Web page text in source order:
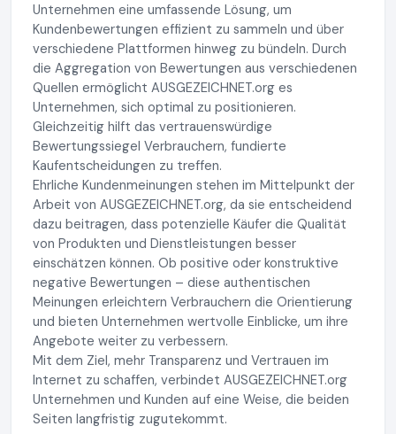
Unternehmen eine umfassende Lösung, um
Kundenbewertungen effizient zu sammeln und über
verschiedene Plattformen hinweg zu bündeln. Durch
die Aggregation von Bewertungen aus verschiedenen
Quellen ermöglicht AUSGEZEICHNET.org es
Unternehmen, sich optimal zu positionieren.
Gleichzeitig hilft das vertrauenswürdige
Bewertungssiegel Verbrauchern, fundierte
Kaufentscheidungen zu treffen.
Ehrliche Kundenmeinungen stehen im Mittelpunkt der
Arbeit von AUSGEZEICHNET.org, da sie entscheidend
dazu beitragen, dass potenzielle Käufer die Qualität
von Produkten und Dienstleistungen besser
einschätzen können. Ob positive oder konstruktive
negative Bewertungen – diese authentischen
Meinungen erleichtern Verbrauchern die Orientierung
und bieten Unternehmen wertvolle Einblicke, um ihre
Angebote weiter zu verbessern.
Mit dem Ziel, mehr Transparenz und Vertrauen im
Internet zu schaffen, verbindet AUSGEZEICHNET.org
Unternehmen und Kunden auf eine Weise, die beiden
Seiten langfristig zugutekommt.